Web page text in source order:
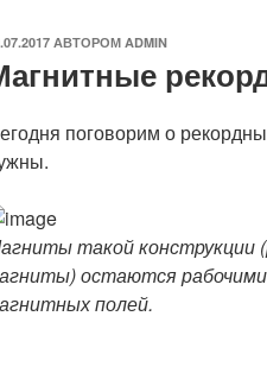
АВТОРОМ ADMIN
поговорим о
такой конструкции
остаются
полей.